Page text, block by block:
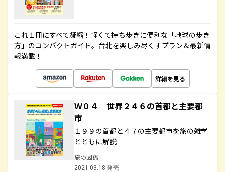
これ１冊にすべて凝縮！軽くて持ち歩きに便利な「地球の歩き
方」のコンパクトガイド。台北を楽しみ尽くすプラン＆最新情
報満載！
詳細を見る
Ｗ０４ 世界２４６の首都と主要都
市
１９９の首都と４７の主要都市を旅の雑学
とともに解説
旅の図鑑
2021.03.18 発売